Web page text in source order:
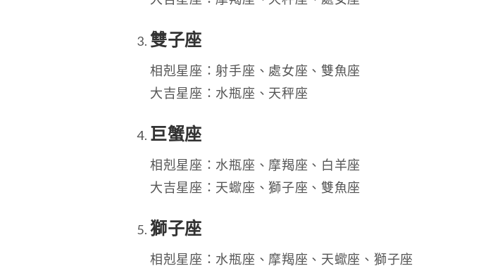
雙子座
相剋星座：射手座、處女座、雙魚座
大吉星座：水瓶座、天秤座
巨蟹座
相剋星座：水瓶座、摩羯座、白羊座
大吉星座：天蠍座、獅子座、雙魚座
獅子座
相剋星座：水瓶座、摩羯座、天蠍座、獅子座